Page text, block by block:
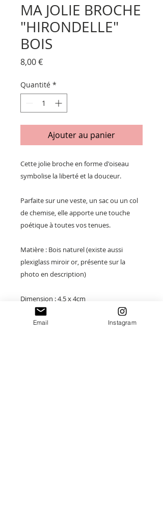
MA JOLIE BROCHE
"HIRONDELLE"
BOIS
8,00 €Prix
Quantité *
Ajouter au panier
Cette jolie broche en forme d'oiseau
symbolise la liberté et la douceur.
Parfaite sur une veste, un sac ou un col
de chemise, elle apporte une touche
poétique à toutes vos tenues.
Matière : Bois naturel (existe aussi
plexiglass miroir or, présente sur la
photo en description)
Dimension : 4,5 x 4cm
Attache au dos
Email Instagram